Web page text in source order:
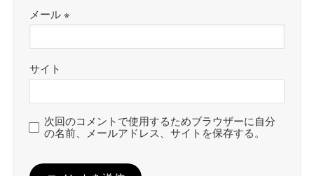
メール※
サイト
次回のコメントで使用するためブラウザーに自分
の名前、メールアドレス、サイトを保存する。